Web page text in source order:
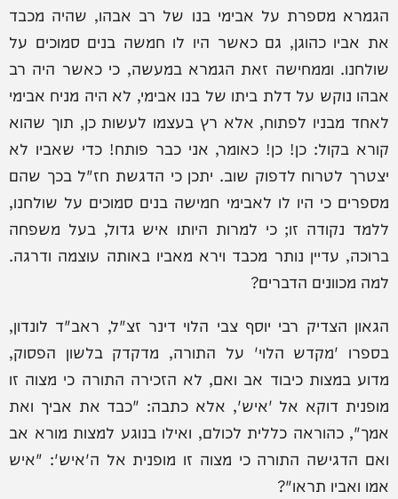
הגמרא מספרת על אבימי בנו של רב אבהו, שהיה מכבד
את אביו כהוגן, גם כאשר היו לו חמשה בנים סמוכים על
שולחנו. וממחישה זאת הגמרא במעשה, כי כאשר היה רב
אבהו נוקש על דלת ביתו של בנו אבימי, לא היה מניח אבימי
לאחד מבניו לפתוח, אלא רץ בעצמו לעשות כן, תוך שהוא
קורא בקול: כן! כן! כאומר, אני כבר פותח! כדי שאביו לא
יצטרך לטרוח לדפוק שוב. יתכן כי הדגשת חז"ל בכך שהם
מספרים כי היו לו לאבימי חמישה בנים סמוכים על שולחנו,
ללמד נקודה זו; כי למרות היותו איש גדול, בעל משפחה
ברוכה, עדיין נותר מכבד וירא מאביו באותה עוצמה ודרגה.
למה מכוונים הדברים?
הגאון הצדיק רבי יוסף צבי הלוי דינר זצ"ל, ראב"ד לונדון,
בספרו 'מקדש הלוי' על התורה, מדקדק בלשון הפסוק,
מדוע במצות כיבוד אב ואם, לא הזכירה התורה כי מצוה זו
מופנית דוקא אל 'איש', אלא כתבה: "כבד את אביך ואת
אמך", כהוראה כללית לכולם, ואילו בנוגע למצות מורא אב
ואם הדגישה התורה כי מצוה זו מופנית אל ה'איש': "איש
אמו ואביו תראו"?